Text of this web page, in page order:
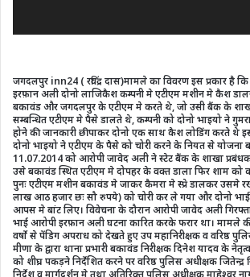
जगदलपुर inn24 ( रविंद्र दास)मामले का विवरण इस प्रकार है
इरफ़ान अली दोनो लाजिकैश कम्पनी मे एटीएम मशीन मे कैश
बकावंड और जगदलपुर के एटीएम मे करते थे, जो उसी बैंक के
सम्बन्धित एटीएम मे पैसे डालते थे, कम्पनी को दोनो भाइयो ने
होने की जानकारी छीपाकर दोनो एक साथ कैश लोडिंग करते थे
दोनो भाइयो ने एटीएम के पैसे को चोरी करने के नियत से योजना
11.07.2014 को आरोपी जावेद अली ने स्टेट बैंक के शाखा
उसे बकावंड स्थित एटीएम मे दोपहर के वक्त डाला फिर शाम
पुनः एटीएम मशीन बकावंड मे जाकर कैमरा मे स्प्रे डालकर उसमे
लाख आठ हजार छः सौ रुपये) को चोरी कर ले गया और दोनो
आपस मे बांट लिए। विवेचना के दौरान आरोपी जावेद अली
भाई आरोपी इरफ़ान अली घटना कारित करके फरार था। मामले
वर्षो से पेंडिग अपराध को देखते हुए उप महानिरीक्षक व वरिष्ठ
मीणा के द्वारा थाना प्रभारी बकावंड निरीक्षक दिनेश यादव के
को शीघ्र पकड़ने निर्देशित करने पर वरिष्ठ पुलिस अधीक्षक
निर्देश व मार्गदर्शन मे तथा अतिरिक्त पुलिस अधीक्षक माहेश्वर